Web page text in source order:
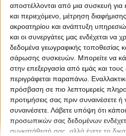
αποστέλλονται από μια συσκευή για
και περιεχόμενο, μέτρηση
ακροατηρίου και ανάπτυξη
και οι συνεργάτες μας ενδέχεται να
δεδομένα γεωγραφικής τοποθεσίας
σάρωσης συσκευών. Μπορείτε να
στην επεξεργασία από εμάς και
περιγράφεται παραπάνω.
πρόσβαση σε πιο λεπτομερείς
προτιμήσεις σας πριν συναινέσετε ή
συναινέσετε. Λάβετε υπόψη ότι
προσωπικών σας δεδομένων
συγκατάθεσή σας, αλλά έχετε το
Designed & developed byporcupine